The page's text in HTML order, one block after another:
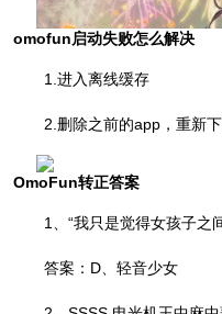
omofun启动失败怎么解决
1.进入离线缓存
2.删除之前的app，重新
OmoFun转正答案
1、“我只是觉得女孩子之
答案：D、轻音少女